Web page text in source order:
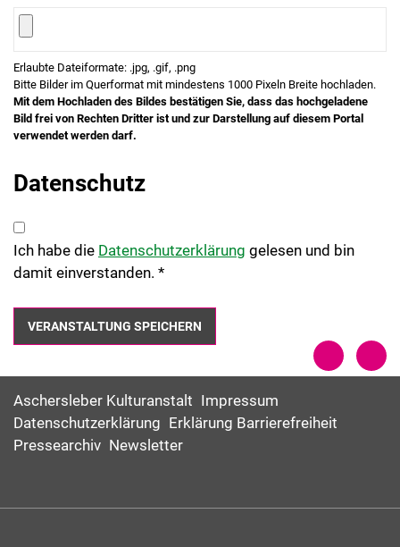
Erlaubte Dateiformate: .jpg, .gif, .png
Bitte Bilder im Querformat mit mindestens 1000 Pixeln Breite hochladen.
Mit dem Hochladen des Bildes bestätigen Sie, dass das hochgeladene
Bild frei von Rechten Dritter ist und zur Darstellung auf diesem Portal
verwendet werden darf.
Datenschutz
Ich habe die Datenschutzerklärung gelesen und bin
damit einverstanden. *
Aschersleber Kulturanstalt Impressum
Datenschutzerklärung Erklärung Barrierefreiheit
Pressearchiv Newsletter